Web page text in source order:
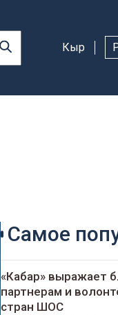
Кыр
Самое
«Кабар» выражает
партнерам и
стран ШОС